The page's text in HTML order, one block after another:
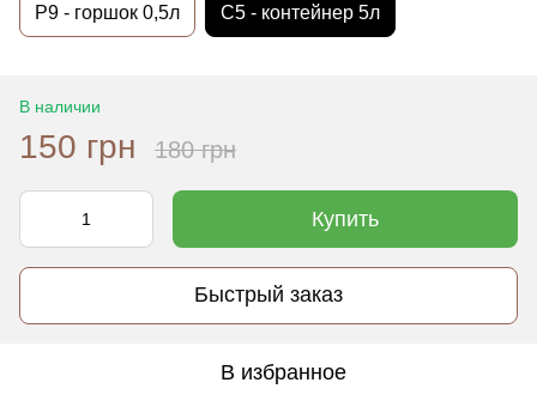
P9 - горшок 0,5л С5 - контейнер 5л
В наличии
150 грн 180 грн
Купить
Быстрый заказ
В избранное